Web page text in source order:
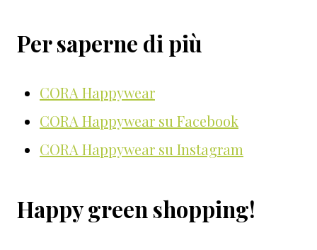
Per saperne di più
CORA Happywear
CORA Happywear su Facebook
CORA Happywear su Instagram
Happy green shopping!